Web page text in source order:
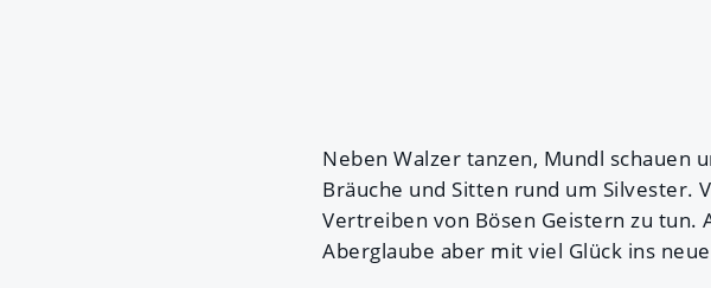
Neben Walzer tanzen, Mundl schauen
Bräuche und Sitten rund um Silvester.
Vertreiben von Bösen Geistern zu tun.
Aberglaube aber mit viel Glück ins